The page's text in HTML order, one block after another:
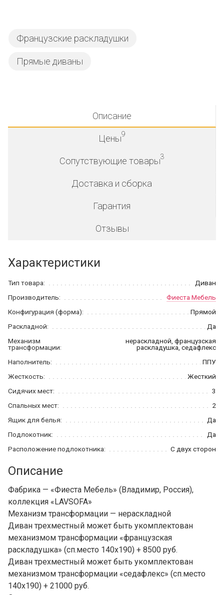
Французские раскладушки
Прямые диваны
Описание
Цены9
Сопутствующие товары3
Доставка и сборка
Гарантия
Отзывы
Характеристики
Тип товара:
Диван
Производитель:
Фиеста Мебель
Конфигурация (форма):
Прямой
Раскладной:
Да
Механизм
трансформации:
нераскладной, французская
раскладушка, седафлекс
Наполнитель:
ППУ
Жесткость:
Жесткий
Сидячих мест:
3
Спальных мест:
2
Ящик для белья:
Да
Подлокотник:
Да
Расположение подлокотника:
С двух сторон
Описание
Фабрика — «Фиеста Мебель» (Владимир, Россия),
коллекция «LAVSOFA»
Механизм трансформации — нераскладной
Диван трехместный может быть укомплектован
механизмом трансформации «французская
раскладушка» (сп.место 140х190) + 8500 руб.
Диван трехместный может быть укомплектован
механизмом трансформации «седафлекс» (сп.место
140х190) + 21000 руб.